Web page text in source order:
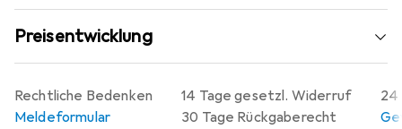
Preisentwicklung
14 Tage gesetzl. Widerruf
30 Tage Rückgaberecht
24
Rechtliche Bedenken
Meldeformular